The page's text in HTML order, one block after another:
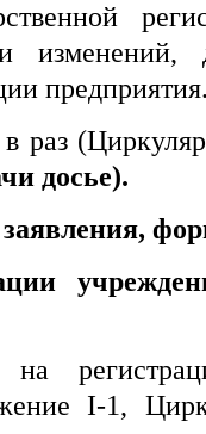
изменений,
в раз
досье).
ления,
на
I-1,